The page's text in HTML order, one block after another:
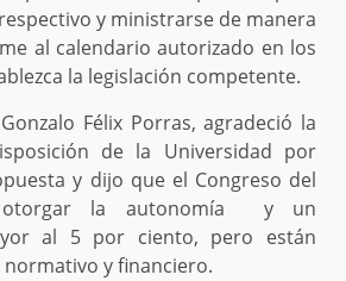
y ministrarse de manera
al calendario autorizado en los
la legislación competente.
Félix Porras, agradeció la
de la Universidad por
y dijo que el Congreso del
otorgar la autonomía y un
al 5 por ciento, pero están
y financiero.